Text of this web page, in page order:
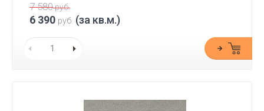
7 580руб.
6 390 руб. (за кв.м.)